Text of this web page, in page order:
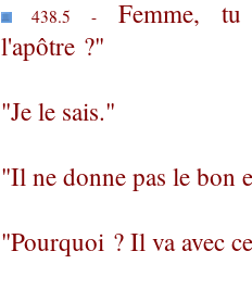
438.5 - Femme,
l'apôtre ?"
"Je le sais."
"Il ne donne pas le bon
"Pourquoi ? Il va avec